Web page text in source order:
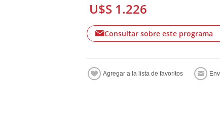
U$S 1.226
Consultar sobre este programa